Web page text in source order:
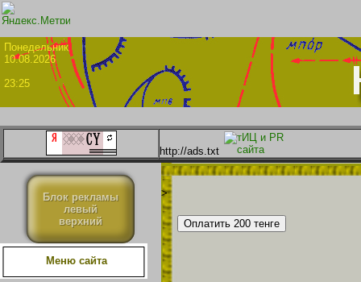
10.08.2026
23:25
http://ads.txt
Блок рекламы
левый
верхний
Меню сайта
>